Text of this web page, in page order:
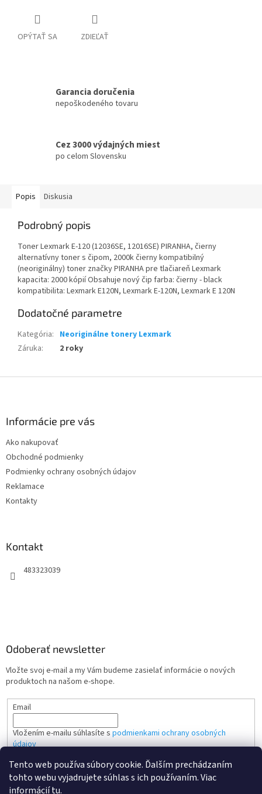
Tento web používa súbory cookie. Ďalším prechádzaním
tohto webu vyjadrujete súhlas s ich používaním. Viac
informáciítu.
OPÝTAŤ SA ZDIEĽAŤ
Garancia doručenia
nepoškodeného tovaru
Cez 3000 výdajných miest
po celom Slovensku
Popis Diskusia
Podrobný popis
Toner Lexmark E-120 (12036SE, 12016SE) PIRANHA, čierny
alternatívny toner s čipom, 2000k čierny kompatibilný
(neoriginálny) toner značky PIRANHA pre tlačiareň Lexmark
kapacita: 2000 kópií Obsahuje nový čip farba: čierny - black
kompatibilita: Lexmark E120N, Lexmark E-120N, Lexmark E 120N
Dodatočné parametre
Kategória: Neoriginálne tonery Lexmark
Záruka: 2 roky
Informácie pre vás
Ako nakupovať
Obchodné podmienky
Podmienky ochrany osobných údajov
Reklamace
Kontakty
Kontakt
483323039
Odoberať newsletter
Vložte svoj e-mail a my Vám budeme zasielať informácie o nových
produktoch na našom e-shope.
Email
Vložením e-mailu súhlasíte s podmienkami ochrany osobných
údajov
PRIHLÁSIŤ SA